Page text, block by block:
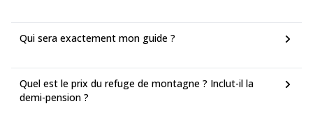
Qui sera exactement mon guide ?
Quel est le prix du refuge de montagne ? Inclut-il la
demi-pension ?